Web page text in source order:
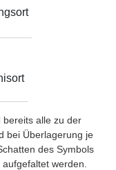
bereits alle zu der
bei Überlagerung je
des Symbols
werden.